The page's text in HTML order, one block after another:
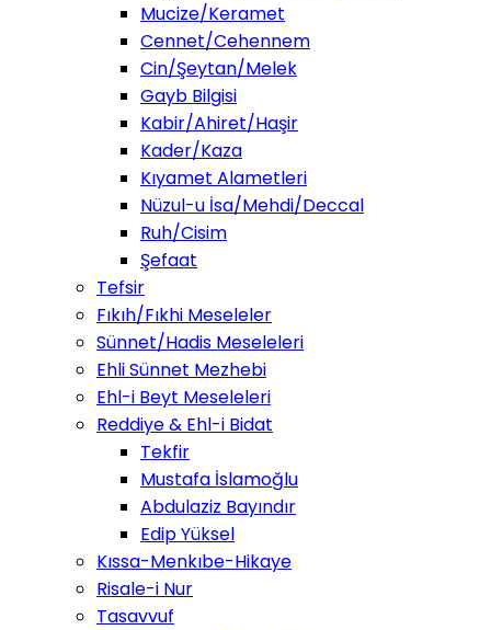
Mucize/Keramet
Cennet/Cehennem
Cin/Şeytan/Melek
Gayb Bilgisi
Kabir/Ahiret/Haşir
Kader/Kaza
Kıyamet Alametleri
Nüzul-u İsa/Mehdi/Deccal
Ruh/Cisim
Şefaat
Tefsir
Fıkıh/Fıkhi Meseleler
Sünnet/Hadis Meseleleri
Ehli Sünnet Mezhebi
Ehl-i Beyt Meseleleri
Reddiye & Ehl-i Bidat
Tekfir
Mustafa İslamoğlu
Abdulaziz Bayındır
Edip Yüksel
Kıssa-Menkıbe-Hikaye
Risale-i Nur
Tasavvuf